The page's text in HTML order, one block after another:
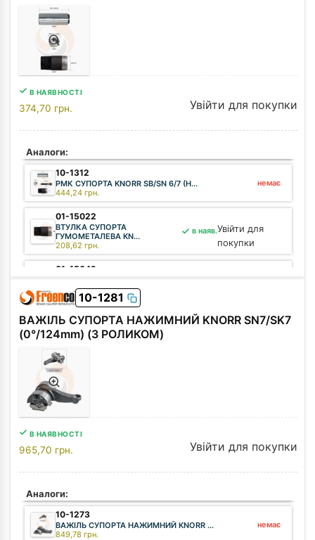
В НАЯВНОСТІ
374,70 грн. Увійти для покупки
Аналоги:
10-1312
РМК СУПОРТА KNORR SB/SN 6/7 (Н...
444,24 грн.
немає
01-15022
ВТУЛКА СУПОРТА
ГУМОМЕТАЛЕВА KN...
208,62 грн.
в наяв.Увійти для
покупки
01-15042
СУПОРТА...
28,98грн.
10-1281
ВАЖІЛЬ СУПОРТА НАЖИМНИЙ KNORR SN7/SK7
(0°/124mm) (З РОЛИКОМ)
В НАЯВНОСТІ
965,70 грн. Увійти для покупки
Аналоги:
10-1273
ВАЖІЛЬ СУПОРТА НАЖИМНИЙ KNORR ...
849,78 грн.
немає